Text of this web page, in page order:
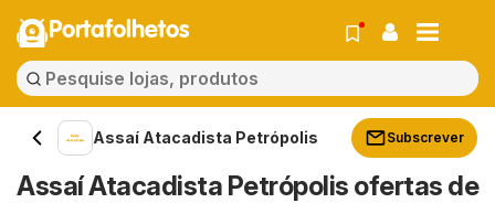
Portafolhetos
Assaí Atacadista Petrópolis Subscrever
Assaí Atacadista Petrópolis ofertas de